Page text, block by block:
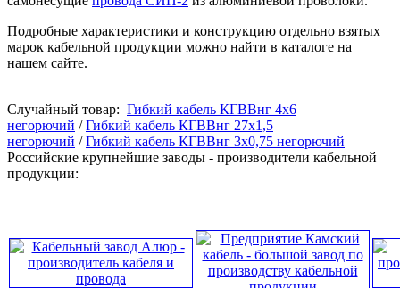
Подробные характеристики и конструкцию отдельно взятых
марок кабельной продукции можно найти в каталоге на
нашем сайте.
Случайный товар: Гибкий кабель КГВВнг 4х6
негорючий /Гибкий кабель КГВВнг 27х1,5
негорючий /Гибкий кабель КГВВнг 3х0,75 негорючий
Российские крупнейшие заводы - производители кабельной
продукции: